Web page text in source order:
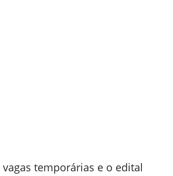
temporárias e o edital